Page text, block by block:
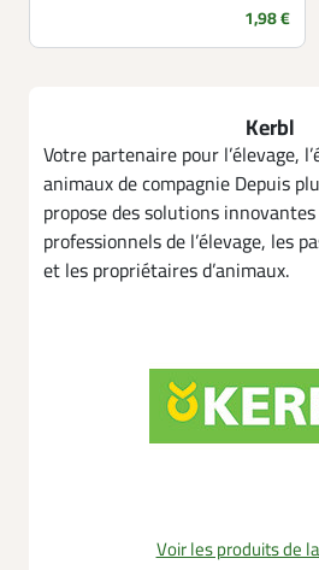
Prix
1,98 €
Kerbl
Votre partenaire pour l’élevage,
animaux de compagnie Depuis
propose des solutions
professionnels de l’élevage, les
et les propriétaires d’animaux.
Voir les produits de